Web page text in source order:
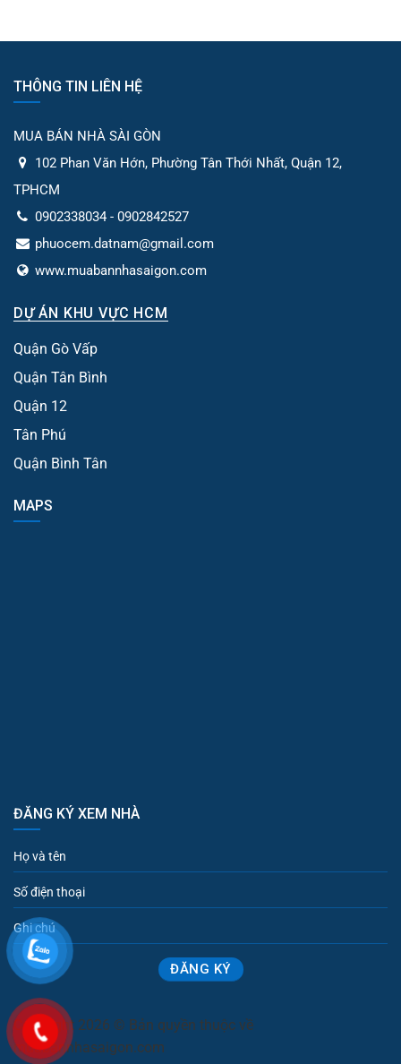
THÔNG TIN LIÊN HỆ
MUA BÁN NHÀ SÀI GÒN
102 Phan Văn Hớn, Phường Tân Thới Nhất, Quận 12,
TPHCM
0902338034 - 0902842527
phuocem.datnam@gmail.com
www.muabannhasaigon.com
DỰ ÁN KHU VỰC HCM
Quận Gò Vấp
Quận Tân Bình
Quận 12
Tân Phú
Quận Bình Tân
MAPS
ĐĂNG KÝ XEM NHÀ
Copyright 2026 © Bản quyền thuộc về
muabannhasaigon.com